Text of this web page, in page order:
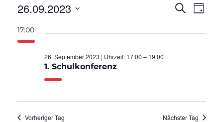
Veranstaltungen
für
September
Suche
Tag
26.09.2023
wählen.
17:00
1. Schulkonferenz
26. September 2023 | Uhrzeit: 17:00 – 19:00
Vorheriger Tag Nächster Tag